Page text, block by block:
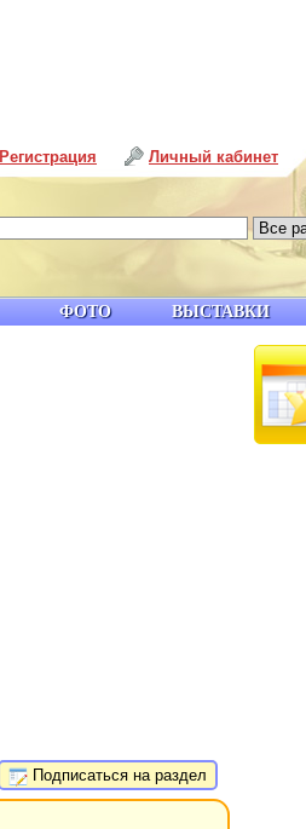
Подписаться на раздел
ФОТО ВЫСТАВКИ
Личный кабинет
Регистрация